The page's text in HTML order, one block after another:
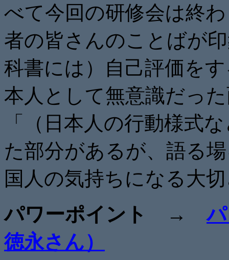
べて今回の研修会は終
者の皆さんのことばが
科書には）自己評価を
本人として無意識だっ
「（日本人の行動様式
た部分があるが、語る
国人の気持ちになる大
パワーポイント →
徳永さん）